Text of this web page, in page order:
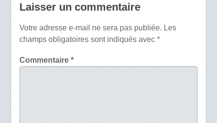
Laisser un commentaire
Votre adresse e-mail ne sera pas publiée. Les
champs obligatoires sont indiqués avec *
Commentaire *